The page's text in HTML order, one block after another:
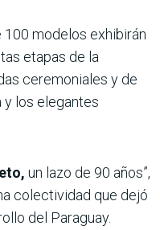
modelos exhibirán
etapas de la
ceremoniales y de
y los elegantes
un lazo de 90 años”,
colectividad que dejó
del Paraguay.